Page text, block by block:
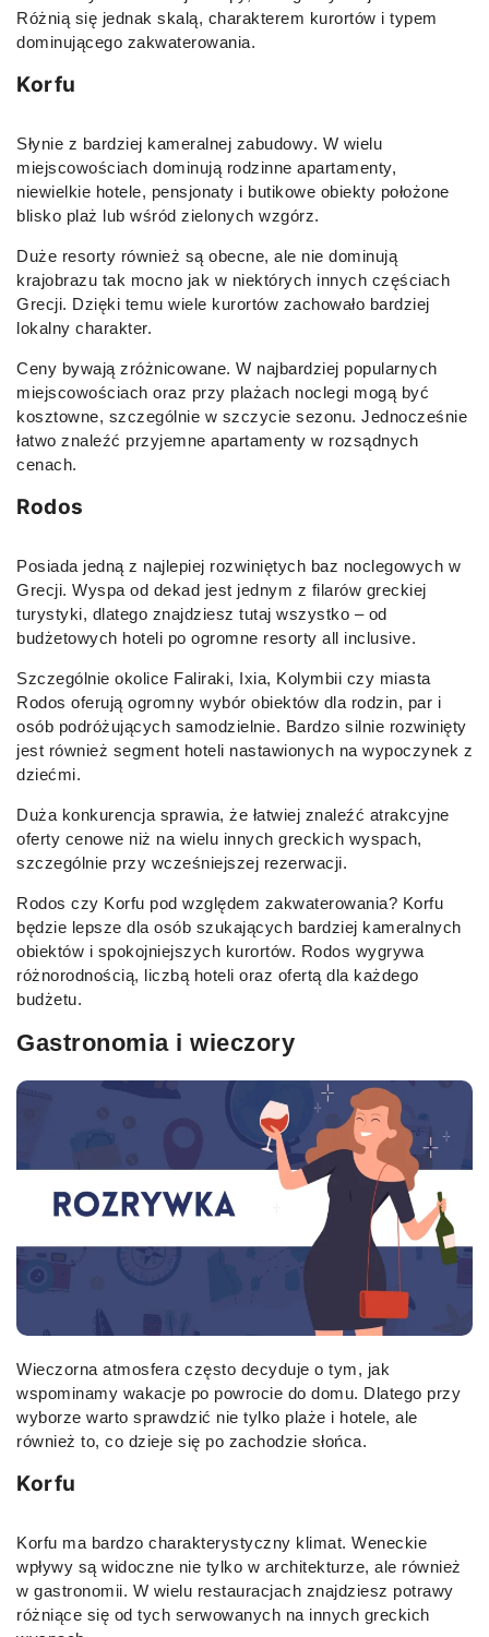
Różnią się jednak skalą, charakterem kurortów i typem
dominującego zakwaterowania.
Korfu
Słynie z bardziej kameralnej zabudowy. W wielu
miejscowościach dominują rodzinne apartamenty,
niewielkie hotele, pensjonaty i butikowe obiekty położone
blisko plaż lub wśród zielonych wzgórz.
Duże resorty również są obecne, ale nie dominują
krajobrazu tak mocno jak w niektórych innych częściach
Grecji. Dzięki temu wiele kurortów zachowało bardziej
lokalny charakter.
Ceny bywają zróżnicowane. W najbardziej popularnych
miejscowościach oraz przy plażach noclegi mogą być
kosztowne, szczególnie w szczycie sezonu. Jednocześnie
łatwo znaleźć przyjemne apartamenty w rozsądnych
cenach.
Rodos
Posiada jedną z najlepiej rozwiniętych baz noclegowych w
Grecji. Wyspa od dekad jest jednym z filarów greckiej
turystyki, dlatego znajdziesz tutaj wszystko – od
budżetowych hoteli po ogromne resorty all inclusive.
Szczególnie okolice Faliraki, Ixia, Kolymbii czy miasta
Rodos oferują ogromny wybór obiektów dla rodzin, par i
osób podróżujących samodzielnie. Bardzo silnie rozwinięty
jest również segment hoteli nastawionych na wypoczynek z
dziećmi.
Duża konkurencja sprawia, że łatwiej znaleźć atrakcyjne
oferty cenowe niż na wielu innych greckich wyspach,
szczególnie przy wcześniejszej rezerwacji.
Rodos czy Korfu pod względem zakwaterowania? Korfu
będzie lepsze dla osób szukających bardziej kameralnych
obiektów i spokojniejszych kurortów. Rodos wygrywa
różnorodnością, liczbą hoteli oraz ofertą dla każdego
budżetu.
Gastronomia i wieczory
Wieczorna atmosfera często decyduje o tym, jak
wspominamy wakacje po powrocie do domu. Dlatego przy
wyborze warto sprawdzić nie tylko plaże i hotele, ale
również to, co dzieje się po zachodzie słońca.
Korfu
Korfu ma bardzo charakterystyczny klimat. Weneckie
wpływy są widoczne nie tylko w architekturze, ale również
w gastronomii. W wielu restauracjach znajdziesz potrawy
różniące się od tych serwowanych na innych greckich